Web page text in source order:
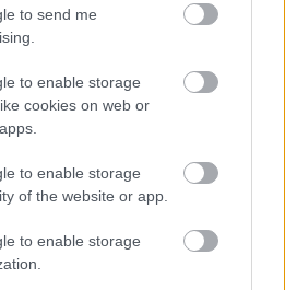
to send me
to enable storage
cookies on web or
to enable storage
of the website or app.
to enable storage
Húszéves a
One a mai napig a Sunn
Ez a cikk először